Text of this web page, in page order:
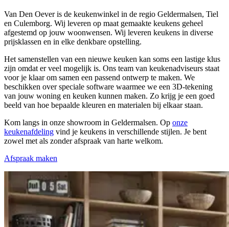
Van Den Oever is de keukenwinkel in de regio Geldermalsen, Tiel
en Culemborg. Wij leveren op maat gemaakte keukens geheel
afgestemd op jouw woonwensen. Wij leveren keukens in diverse
prijsklassen en in elke denkbare opstelling.
Het samenstellen van een nieuwe keuken kan soms een lastige klus
zijn omdat er veel mogelijk is. Ons team van keukenadviseurs staat
voor je klaar om samen een passend ontwerp te maken. We
beschikken over speciale software waarmee we een 3D-tekening
van jouw woning en keuken kunnen maken. Zo krijg je een goed
beeld van hoe bepaalde kleuren en materialen bij elkaar staan.
Kom langs in onze showroom in Geldermalsen. Op onze
keukenafdeling vind je keukens in verschillende stijlen. Je bent
zowel met als zonder afspraak van harte welkom.
Afspraak maken